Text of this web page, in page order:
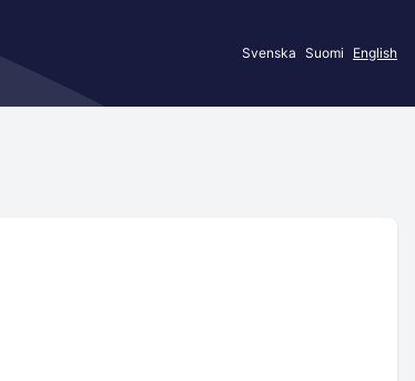
Svenska Suomi English